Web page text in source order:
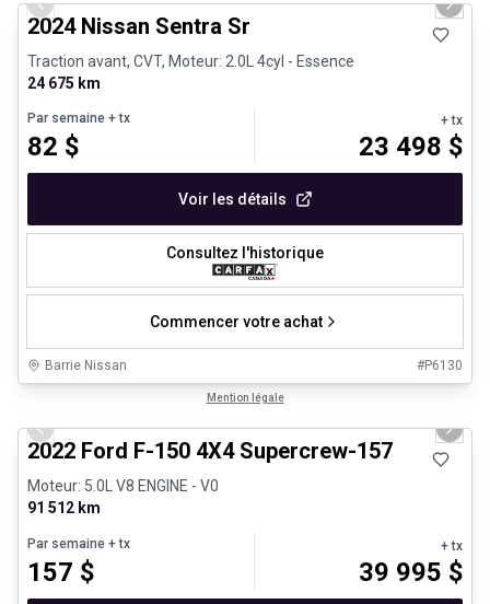
Previous slide Next
2024 Nissan Sentra Sr
Traction avant, CVT, Moteur: 2.0L 4cyl - Essence
24 675 km
Par semaine + tx
82 $
+ tx
23 498 $
Voir les détails
Consultez l'historique
Commencer votre achat
Barrie Nissan #P6130
Mention légale
Previous slide Next
2022 Ford F-150 4X4 Supercrew-157
Moteur: 5.0L V8 ENGINE - V0
91 512 km
Par semaine + tx
157 $
+ tx
39 995 $